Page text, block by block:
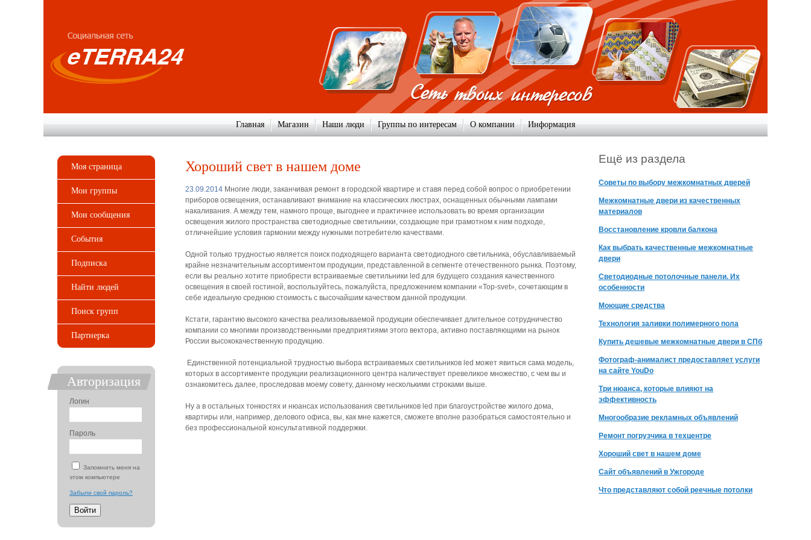
Главная Магазин Наши люди Группы по интересам О компании Информация
Хороший свет в нашем доме
23.09.2014 Многие люди, заканчивая ремонт в городской квартире и ставя перед собой вопрос о приобретении
приборов освещения, останавливают внимание на классических люстрах, оснащенных обычными лампами
накаливания. А между тем, намного проще, выгоднее и практичнее использовать во время организации
освещения жилого пространства светодиодные светильники, создающие при грамотном к ним подходе,
отличнейшие условия гармонии между нужными потребителю качествами.
Одной только трудностью является поиск подходящего варианта светодиодного светильника, обуславливаемый
крайне незначительным ассортиментом продукции, представленной в сегменте отечественного рынка. Поэтому,
если вы реально хотите приобрести встраиваемые светильники led для будущего создания качественного
освещения в своей гостиной, воспользуйтесь, пожалуйста, предложением компании «Top-svet», сочетающим в
себе идеальную среднюю стоимость с высочайшим качеством данной продукции.
Кстати, гарантию высокого качества реализовываемой продукции обеспечивает длительное сотрудничество
компании со многими производственными предприятиями этого вектора, активно поставляющими на рынок
России высококачественную продукцию.
Единственной потенциальной трудностью выбора встраиваемых светильников led может явиться сама модель,
которых в ассортименте продукции реализационного центра наличествует превеликое множество, с чем вы и
ознакомитесь далее, проследовав моему совету, данному несколькими строками выше.
Ну а в остальных тонкостях и нюансах использования светильников led при благоустройстве жилого дома,
квартиры или, например, делового офиса, вы, как мне кажется, сможете вполне разобраться самостоятельно и
без профессиональной консультативной поддержки.
Моя страница
Мои группы
Мои сообщения
События
Подписка
Найти людей
Поиск групп
Партнерка
Авторизация
Логин
Пароль
Запомнить меня на
этом компьютере
Забыли свой пароль?
Ещё из раздела
Советы по выбору межкомнатных дверей
Межкомнатные двери из качественных
материалов
Восстановление кровли балкона
Как выбрать качественные межкомнатные
двери
Светодиодные потолочные панели. Их
особенности
Моющие средства
Технология заливки полимерного пола
Купить дешевые межкомнатные двери в СПб
Фотограф-анималист предоставляет услуги
на сайте YouDo
Три нюанса, которые влияют на
эффективность
Многообразие рекламных объявлений
Ремонт погрузчика в техцентре
Хороший свет в нашем доме
Сайт объявлений в Ужгороде
Что представляют собой реечные потолки